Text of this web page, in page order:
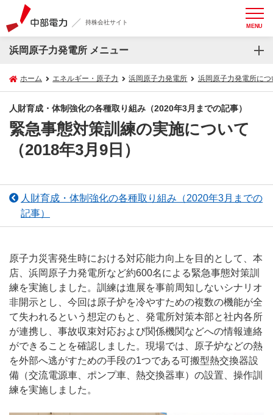
持株会社サイト MENU
浜岡原子力発電所 メニュー
ホーム エネルギー・原子力 浜岡原子力発電所 浜岡原子力発電所につ
人財育成・体制強化の各種取り組み（2020年3月までの記事）
緊急事態対策訓練の実施について
（2018年3月9日）
人財育成・体制強化の各種取り組み（2020年3月までの
記事）
原子力災害発生時における対応能力向上を目的として、本
店、浜岡原子力発電所など約600名による緊急事態対策訓
練を実施しました。訓練は進展を事前周知しないシナリオ
非開示とし、今回は原子炉を冷やすための複数の機能が全
て失われるという想定のもと、発電所対策本部と社内各所
が連携し、事故収束対応および関係機関などへの情報連絡
ができることを確認しました。現場では、原子炉などの熱
を外部へ逃がすための手段の1つである可搬型熱交換器設
備（交流電源車、ポンプ車、熱交換器車）の設置、操作訓
練を実施しました。